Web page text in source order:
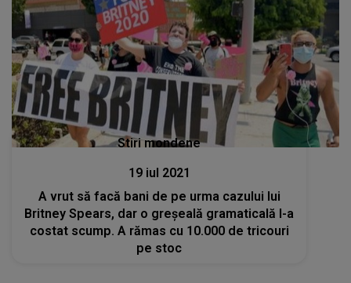
Stiri mondene
19 iul 2021
A vrut să facă bani de pe urma cazului lui
Britney Spears, dar o greșeală gramaticală l-a
costat scump. A rămas cu 10.000 de tricouri
pe stoc